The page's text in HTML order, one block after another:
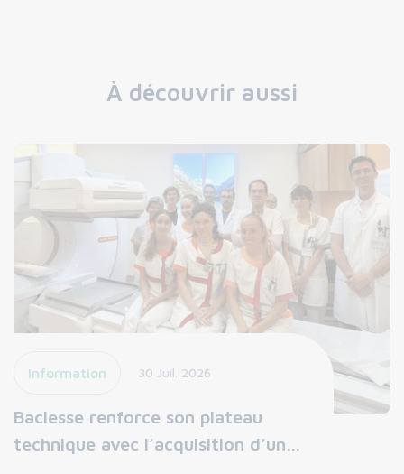
À découvrir aussi
Information 30 Juil. 2026
Baclesse renforce son plateau
technique avec l’acquisition d’un…